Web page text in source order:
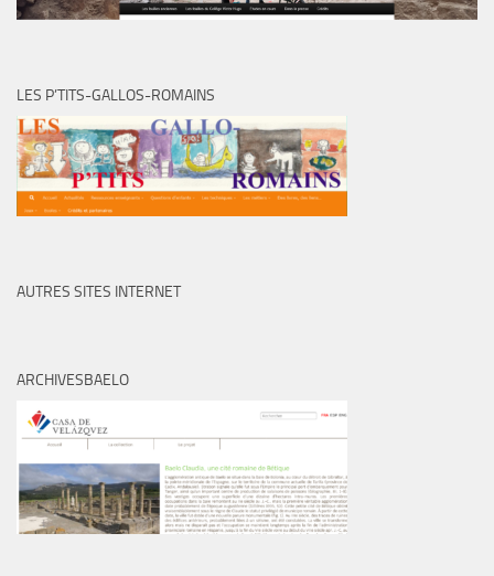
LES P’TITS-GALLOS-ROMAINS
AUTRES SITES INTERNET
ARCHIVESBAELO